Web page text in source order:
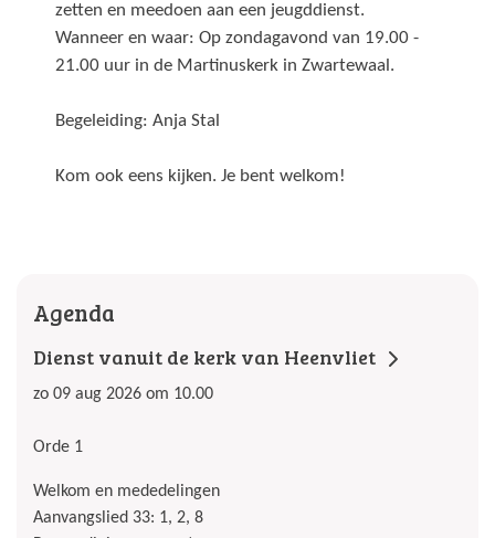
zetten en meedoen aan een jeugddienst.
Wanneer en waar: Op zondagavond van 19.00 -
21.00 uur in de Martinuskerk in Zwartewaal.
Begeleiding: Anja Stal
Kom ook eens kijken. Je bent welkom!
Agenda
Dienst vanuit de kerk van Heenvliet
zo 09 aug 2026 om 10.00
Orde 1
Welkom en mededelingen
Aanvangslied 33: 1, 2, 8